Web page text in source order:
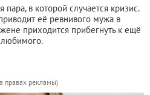
в которой случается кризис.
её ревнивого мужа в
приходится прибегнуть к ещё
правах рекламы)